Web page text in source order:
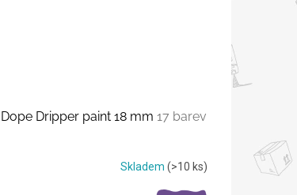
Dope Dripper paint 18 mm 17 barev
Skladem (>10 ks)